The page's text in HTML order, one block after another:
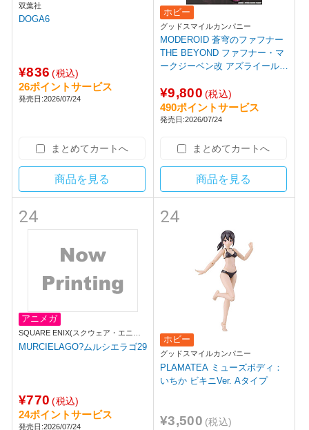
双葉社
DOGA6
¥836 (税込)
26ポイントサービス
発売日:2026/07/24
まとめてカートへ
商品を見る
ホビー
グッドスマイルカンパニー
MODEROID 蒼穹のファフナー
THE BEYOND ファフナー・マ
ークジーベン改 アズライール
¥9,800 (税込)
490ポイントサービス
発売日:2026/07/24
まとめてカートへ
商品を見る
24
アニメガ
SQUARE ENIX(スクウェア・エニッ
クス)
MURCIELAGO?ムルシエラゴ29
¥770 (税込)
24ポイントサービス
発売日:2026/07/24
24
ホビー
グッドスマイルカンパニー
PLAMATEA ミューズボディ：
いちか ビキニVer. Aタイプ
¥3,500 (税込)